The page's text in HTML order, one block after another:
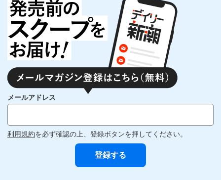
メールアドレス
利用規約を必ず確認の上、登録ボタンを押してください。